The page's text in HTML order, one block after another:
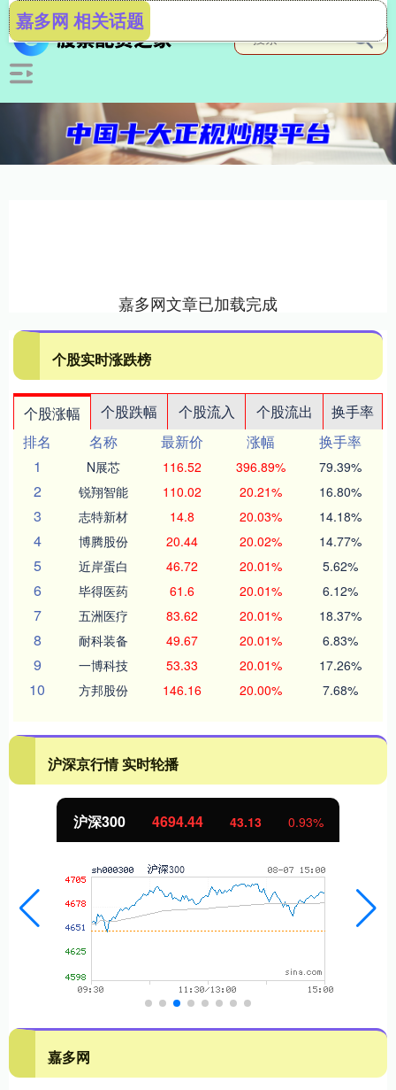
嘉多网 相关话题
嘉多网文章已加载完成
个股实时涨跌榜
个股涨幅 个股跌幅 个股流入 个股流出
换手率
排名
名称 最新价 涨幅
换手率
1
N展芯 116.52 396.89% 79.39%
2 锐翔智能 110.02 20.21% 16.80%
3 志特新材 14.8 20.03% 14.18%
4 博腾股份 20.44 20.02% 14.77%
5 近岸蛋白 46.72 20.01% 5.62%
6 毕得医药 61.6 20.01% 6.12%
7 五洲医疗 83.62 20.01% 18.37%
8 耐科装备 49.67 20.01% 6.83%
9 一博科技 53.33 20.01% 17.26%
10 方邦股份 146.16 20.00% 7.68%
沪深京行情 实时轮播
北证50 1134.24 11.37 1.01%
嘉多网